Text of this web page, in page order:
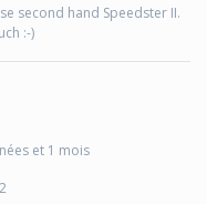
second hand Speedster II.
:-)
et 1 mois